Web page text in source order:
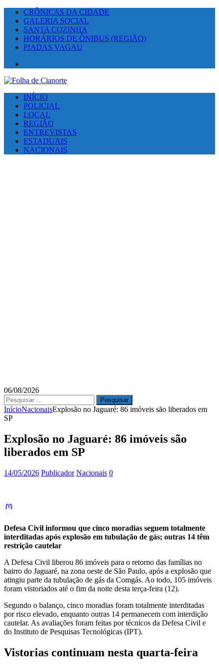
CRÔNICAS DA CIDADE
GALERIA SOCIAL
SANTA COZINHA
HORÁRIOS DE ÔNIBUS (REGIÃO)
PIADAS VAGAU
INÍCIO
POLICIAL
LOCAL
REGIÃO
ENTREVISTAS
ESTADUAIS
NACIONAIS
06/08/2026
Pesquisar
por:
InícioNacionaisExplosão no Jaguaré: 86 imóveis são liberados em
SP
Explosão no Jaguaré: 86 imóveis são
liberados em SP
14/05/2026 Publicador Nacionais 0
Defesa Civil informou que cinco moradias seguem totalmente
interditadas após explosão em tubulação de gás; outras 14 têm
restrição cautelar
A Defesa Civil liberou 86 imóveis para o retorno das famílias no
bairro do Jaguaré, na zona oeste de São Paulo, após a explosão que
atingiu parte da tubulação de gás da Comgás. Ao todo, 105 imóveis
foram vistoriados até o fim da noite desta terça-feira (12).
Segundo o balanço, cinco moradias foram totalmente interditadas
por risco elevado, enquanto outras 14 permanecem com interdição
cautelar. As avaliações foram feitas por técnicos da Defesa Civil e
do Instituto de Pesquisas Tecnológicas (IPT).
Vistorias continuam nesta quarta-feira